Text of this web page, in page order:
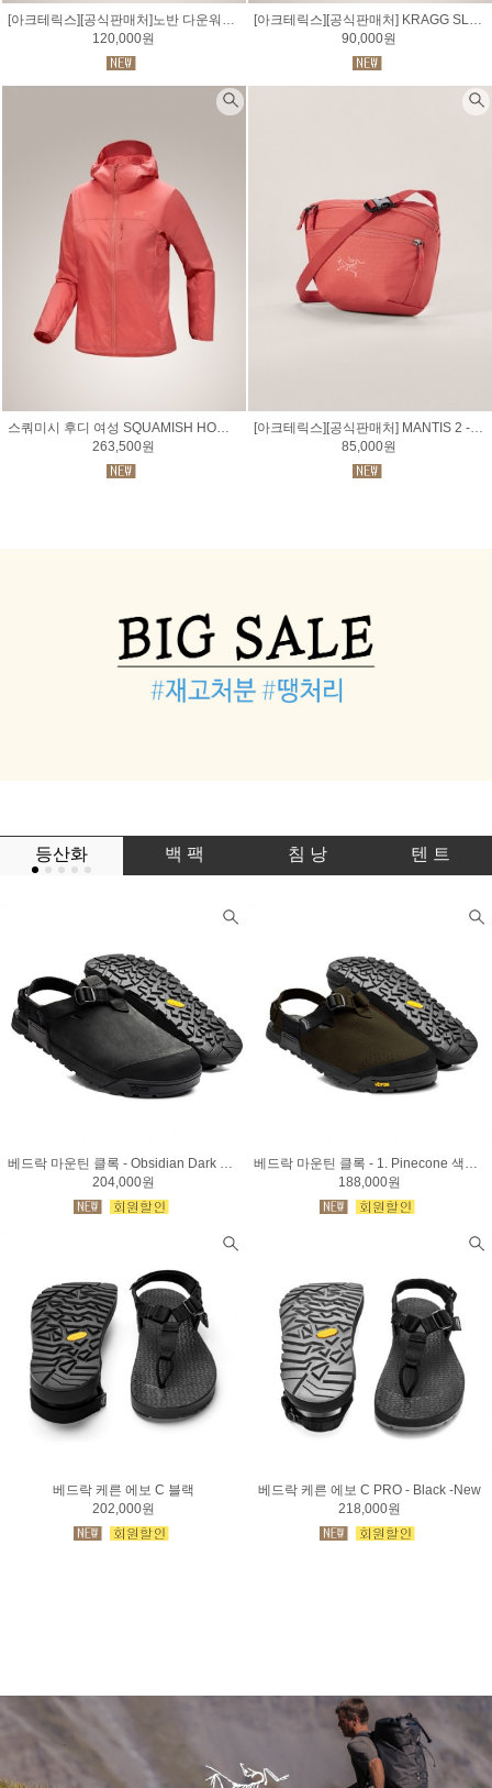
[아크테릭스][공식판매처]노반 다운워드 로고 셔츠 SS 남성 NORVAN DOWNWORD LOGO SS M
120,000원
[아크테릭스][공식판매처] KRAGG SL COTTON BLURRED BIRD 크래그 SL 코튼 블러드 버드 셔츠 SS 남성
90,000원
스쿼미시 후디 여성 SQUAMISH HOODY WOMEN
263,500원
[아크테릭스][공식판매처] MANTIS 2 - 맨티스 2 웨이스트 팩
85,000원
등산화 백 팩 침 낭 텐 트
베드락 마운틴 클록 - Obsidian Dark Gray
204,000원
베드락 마운틴 클록 - 1. Pinecone 색상 / 2. Obsidian Black색상
188,000원
베드락 케른 에보 C 블랙
202,000원
베드락 케른 에보 C PRO - Black -New
218,000원